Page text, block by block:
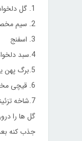
1. گل دلخواه
2. سیم مخصوص گل
3. اسفنج
4.سبد دلخواه یا ظرف
5.برگ پهن یا ریز
6. قیچی مخصوص گل
7.شاخه تزئینی
جذب کنه